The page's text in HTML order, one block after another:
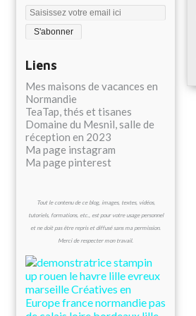
Liens
Mes maisons de vacances en
Normandie
TeaTap, thés et tisanes
Domaine du Mesnil, salle de
réception en 2023
Ma page instagram
Ma page pinterest
Tout le contenu de ce blog, images, textes, vidéos,
tutoriels, formations, etc., est pour votre usage personnel
et ne doit pas être repris et diffusé sans ma permission.
Merci de respecter mon travail.